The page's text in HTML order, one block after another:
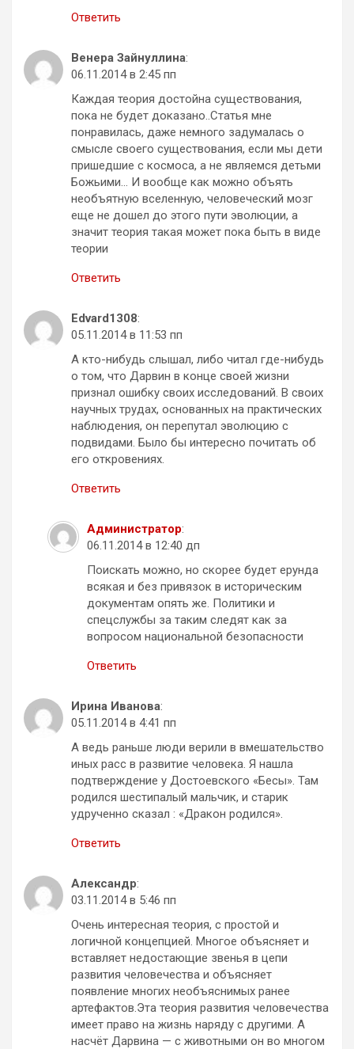
Ответить
Венера Зайнуллина:
06.11.2014 в 2:45 пп
Каждая теория достойна существования,
пока не будет доказано..Статья мне
понравилась, даже немного задумалась о
смысле своего существования, если мы дети
пришедшие с космоса, а не являемся детьми
Божьими… И вообще как можно объять
необъятную вселенную, человеческий мозг
еще не дошел до этого пути эволюции, а
значит теория такая может пока быть в виде
теории
Ответить
Edvard1308:
05.11.2014 в 11:53 пп
А кто-нибудь слышал, либо читал где-нибудь
о том, что Дарвин в конце своей жизни
признал ошибку своих исследований. В своих
научных трудах, основанных на практических
наблюдения, он перепутал эволюцию с
подвидами. Было бы интересно почитать об
его откровениях.
Ответить
Администратор:
06.11.2014 в 12:40 дп
Поискать можно, но скорее будет ерунда
всякая и без привязок в историческим
документам опять же. Политики и
спецслужбы за таким следят как за
вопросом национальной безопасности
Ответить
Ирина Иванова:
05.11.2014 в 4:41 пп
А ведь раньше люди верили в вмешательство
иных расс в развитие человека. Я нашла
подтверждение у Достоевского «Бесы». Там
родился шестипалый мальчик, и старик
удрученно сказал : «Дракон родился».
Ответить
Александр:
03.11.2014 в 5:46 пп
Очень интересная теория, с простой и
логичной концепцией. Многое объясняет и
вставляет недостающие звенья в цепи
развития человечества и объясняет
появление многих необъяснимых ранее
артефактов.Эта теория развития человечества
имеет право на жизнь наряду с другими. А
насчёт Дарвина — с животными он во многом